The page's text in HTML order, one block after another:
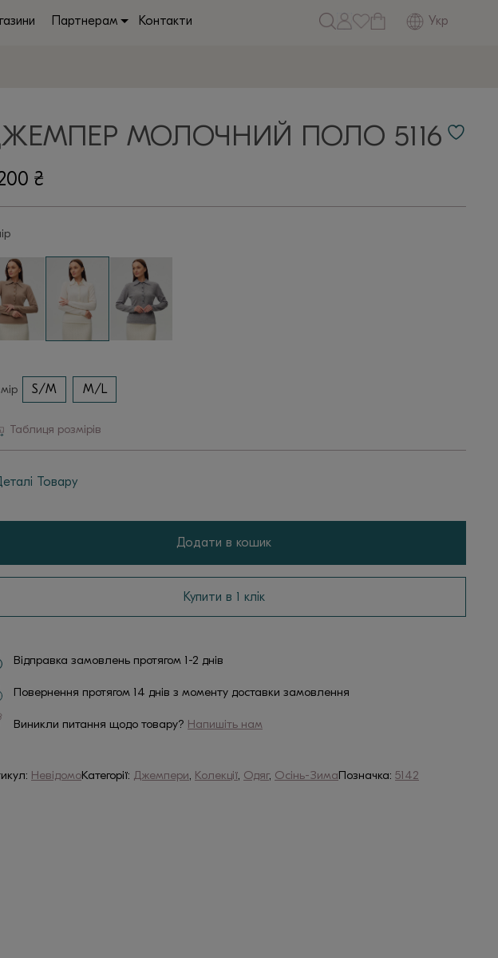
Партнерам Контакти Укр
МОЛОЧНИЙ ПОЛО 5116
₴
S/M M/L
Таблиця розмірів
Товару
Додати в кошик
Купити в 1 клік
Відправка замовлень протягом 1-2 днів
Повернення протягом 14 днів з моменту доставки замовлення
Виникли питання щодо товару? Напишіть нам
НевідомоКатегорії: Джемпери, Колекції, Одяг, Осінь-ЗимаПозначка: 5142